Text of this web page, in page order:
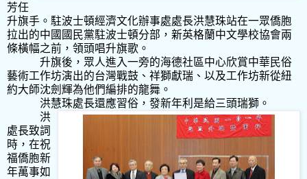
芳任
升旗手。駐波士頓經濟文化辦事處處長洪慧珠站在一眾僑胞
拉出的中國國民黨駐波士頓分部，新英格蘭中文學校協會兩
條橫幅之前，領頭唱升旗歌。
升旗後，眾人進入一旁的海德社區中心欣賞中華民俗
藝術工作坊演出的台灣戰鼓、祥獅獻瑞、以及工作坊新從紐
約大師沈劍輝為他們編排的龍舞。
洪慧珠處長還應習俗，發新年利是給三頭瑞獅。
洪
處長致詞
時，在祝
福僑胞新
年萬事如